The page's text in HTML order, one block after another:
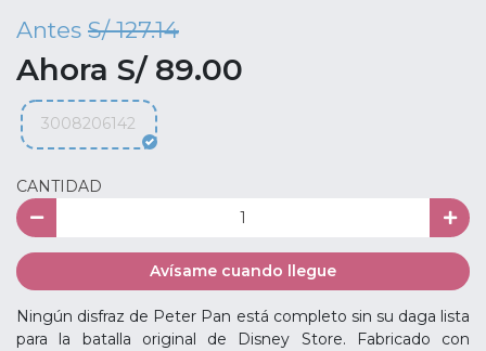
Antes S/ 127.14
Ahora S/ 89.00
3008206142
CANTIDAD
Avísame cuando llegue
Ningún disfraz de Peter Pan está completo sin su daga lista
para la batalla original de Disney Store. Fabricado con